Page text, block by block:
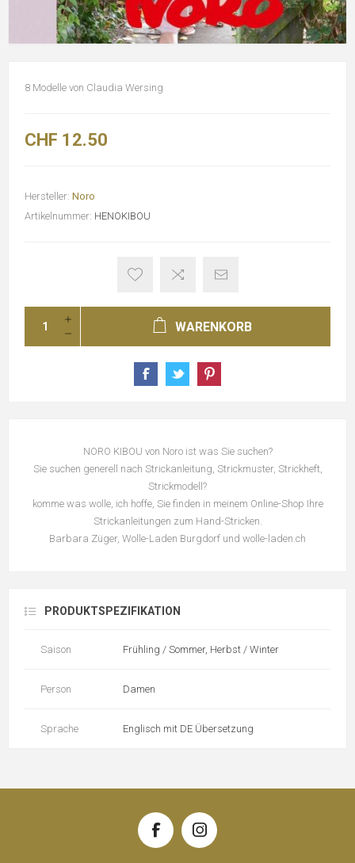
8 Modelle von Claudia Wersing
CHF 12.50
Hersteller: Noro
Artikelnummer: HENOKIBOU
WARENKORB
NORO KIBOU von Noro ist was Sie suchen?
Sie suchen generell nach Strickanleitung, Strickmuster, Strickheft,
Strickmodell?
komme was wolle, ich hoffe, Sie finden in meinem Online-Shop Ihre
Strickanleitungen zum Hand-Stricken.
Barbara Züger, Wolle-Laden Burgdorf und wolle-laden.ch
PRODUKTSPEZIFIKATION
Saison Frühling / Sommer, Herbst / Winter
Person Damen
Sprache Englisch mit DE Übersetzung